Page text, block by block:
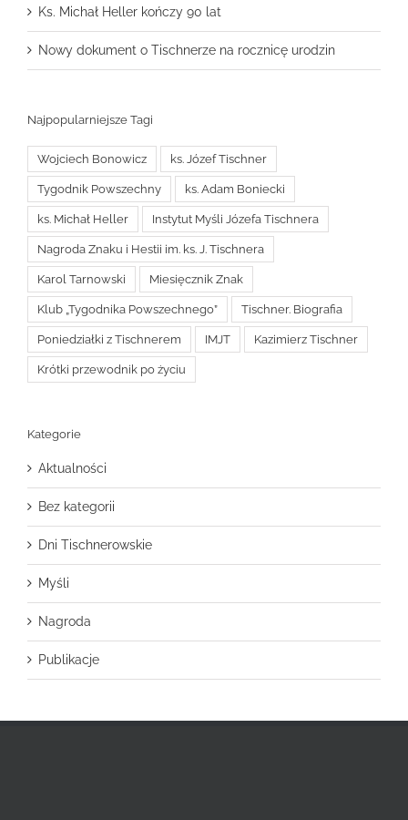
Ks. Michał Heller kończy 90 lat
Nowy dokument o Tischnerze na rocznicę urodzin
Najpopularniejsze Tagi
Wojciech Bonowicz ks. Józef Tischner
Tygodnik Powszechny ks. Adam Boniecki
ks. Michał Heller Instytut Myśli Józefa Tischnera
Nagroda Znaku i Hestii im. ks. J. Tischnera
Karol Tarnowski Miesięcznik Znak
Klub „Tygodnika Powszechnego” Tischner. Biografia
Poniedziałki z Tischnerem IMJT Kazimierz Tischner
Krótki przewodnik po życiu
Kategorie
Aktualności
Bez kategorii
Dni Tischnerowskie
Myśli
Nagroda
Publikacje